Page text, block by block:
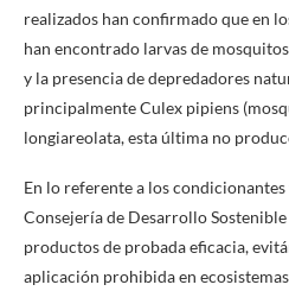
realizados han confirmado que en
han encontrado larvas de
y la presencia de depredadores
principalmente Culex pipiens
longiareolata, esta última no
En lo referente a los
Consejería de Desarrollo
productos de probada eficacia,
aplicación prohibida en